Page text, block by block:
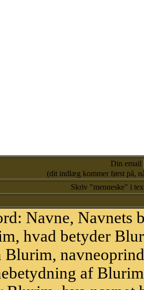
Din email
(dit indlæg kommer først på,
Skriv "menneske" i
Navne, Navnets
hvad betyder
Blurim,
af